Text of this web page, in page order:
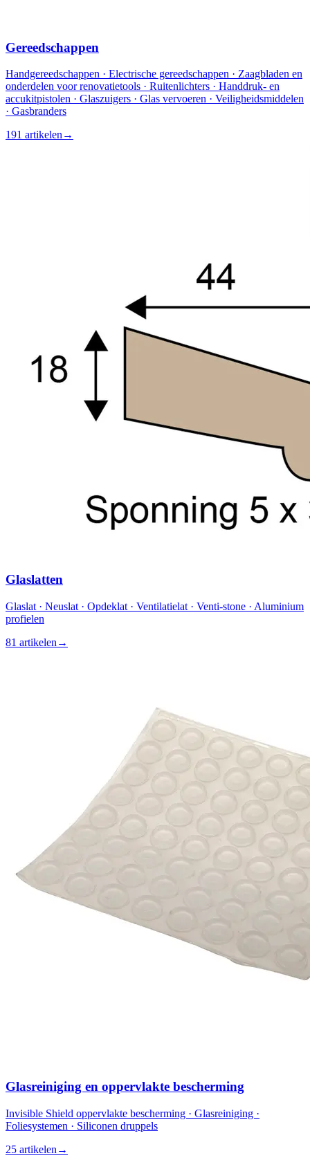
Gereedschappen
Handgereedschappen · Electrische gereedschappen · Zaagbladen en
onderdelen voor renovatietools · Ruitenlichters · Handdruk- en
accukitpistolen · Glaszuigers · Glas vervoeren · Veiligheidsmiddelen
· Gasbranders
191 artikelen →
Glaslatten
Glaslat · Neuslat · Opdeklat · Ventilatielat · Venti-stone · Aluminium
profielen
81 artikelen →
Glasreiniging en oppervlakte bescherming
Invisible Shield oppervlakte bescherming · Glasreiniging ·
Foliesystemen · Siliconen druppels
25 artikelen →